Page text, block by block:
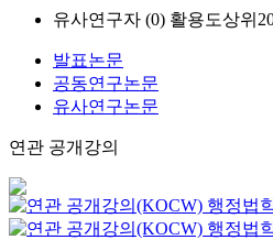
유사연구자 (0) 활용도상위
발표논문
공동연구논문
유사연구논문
연관 공개강의
행정법
행정법